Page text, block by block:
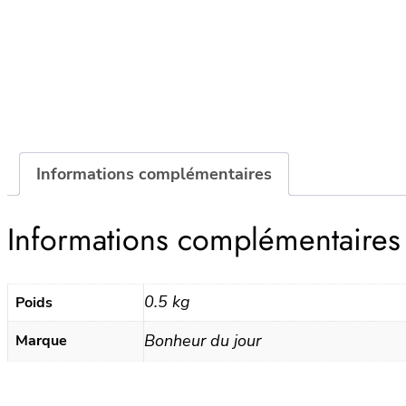
Informations complémentaires
Informations complémentaires
Poids 0.5 kg
Marque Bonheur du jour